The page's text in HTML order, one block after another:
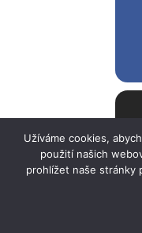
Užíváme cookies,
použití našich
prohlížet naše stránky